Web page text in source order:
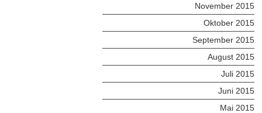
November 2015
Oktober 2015
September 2015
August 2015
Juli 2015
Juni 2015
Mai 2015